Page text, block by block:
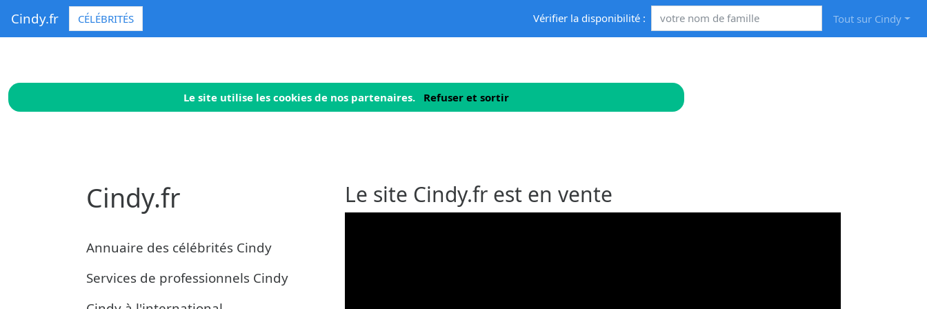
Le site utilise les cookies de nos partenaires. Refuser et sortir
Cindy.fr CÉLÉBRITÉS Vérifier la disponibilité : Tout sur Cindy
Cindy.fr
Annuaire des célébrités Cindy
Services de professionnels Cindy
Le site Cindy.fr est en vente